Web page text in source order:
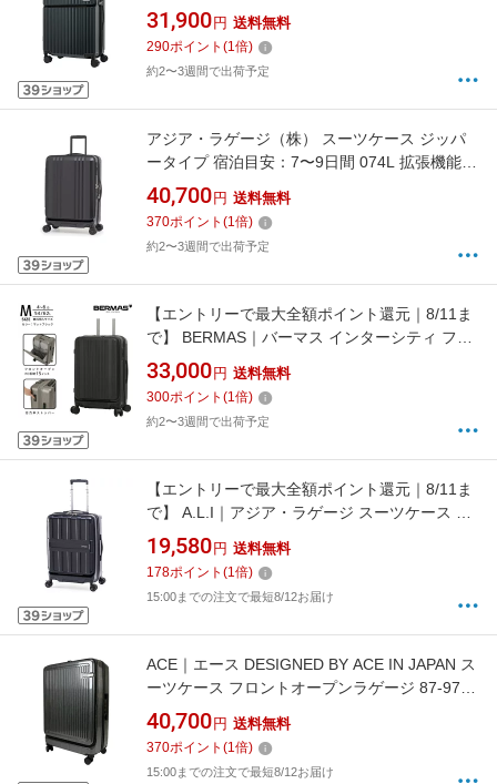
ダクツ スーツケース 71L（81L） 約1週間 イン
クブラック OD-0890-63N-IBK [TSAロック搭載]
31,900 円 送料無料
290ポイント (1倍)
約2〜3週間で出荷予定
アジア・ラゲージ（株） スーツケース ジッパ
ータイプ 宿泊目安：7〜9日間 074L 拡張機能搭
載 フロントオープン キャスターストッパー 洗
える内装 デカかるEdge2 マットブラック ALI-
078-24FW [TSAロック搭載]
40,700 円 送料無料
370ポイント (1倍)
約2〜3週間で出荷予定
【エントリーで最大全額ポイント還元｜8/11ま
で】 BERMAS｜バーマス インターシティ フロ
ントオープンキャリー Mサイズ 無料預け入れ
拡張機能付き ストッパー付き静音キャスター
INTER CITY BS マットブラック 60556 [TSAロ
ック搭載]
33,000 円 送料無料
300ポイント (1倍)
約2〜3週間で出荷予定
【エントリーで最大全額ポイント還元｜8/11ま
で】 A.L.I｜アジア・ラゲージ スーツケース ジ
ッパータイプ MAXBOX（マックスボックス）
マットブラック ALI-8511-22 [TSAロック搭載]
19,580 円 送料無料
178ポイント (1倍)
15:00までの注文で最短8/12お届け
ACE｜エース DESIGNED BY ACE IN JAPAN ス
ーツケース フロントオープンラゲージ 87-97L
拡張型サイズ ヘアラインブラック ACE-548302
[TSAロック搭載]
40,700 円 送料無料
370ポイント (1倍)
15:00までの注文で最短8/12お届け